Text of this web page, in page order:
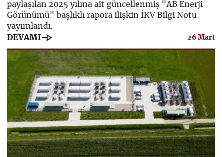
paylaşılan 2025 yılına ait güncellenmiş "AB Enerji
Görünümü" başlıklı rapora ilişkin İKV Bilgi Notu
yayımlandı.
DEVAMI line_end_arrow 26 Mart